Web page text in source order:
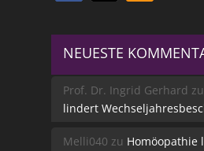
NEUESTE
Prof. Dr. Ingrid Gerhard zu
lindert
Melli040 zu Homöopathie